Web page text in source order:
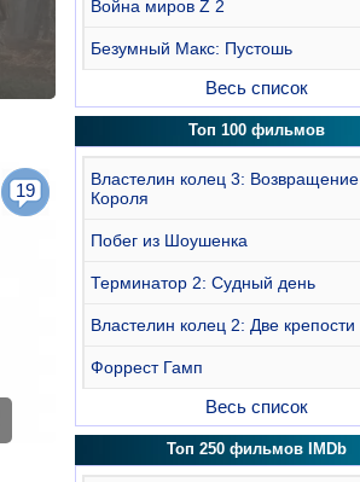
19
Война миров Z 2
Безумный Макс: Пустошь
Весь список
Топ 100 фильмов
Властелин колец 3: Возвращение
Короля
Побег из Шоушенка
Терминатор 2: Судный день
Властелин колец 2: Две крепости
Форрест Гамп
Весь список
Топ 250 фильмов IMDb